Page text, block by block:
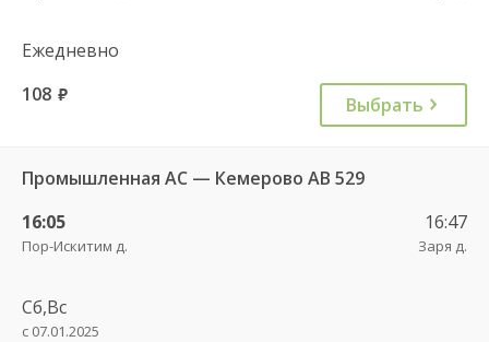
Ежедневно
108 руб. Выбрать
Промышленная АС — Кемерово АВ 529
16:05
Пор-Искитим д.
16:47
Заря д.
Сб,Вс
с 07.01.2025